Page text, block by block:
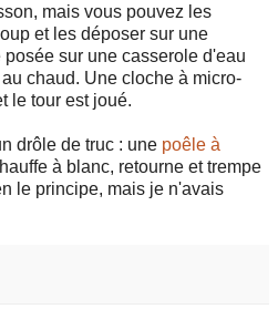
mais vous pouvez les
et les déposer sur une
sur une casserole d'eau
chaud. Une cloche à micro-
le tour est joué.
drôle de truc : une poêle à
à blanc, retourne et trempe
le principe, mais je n'avais